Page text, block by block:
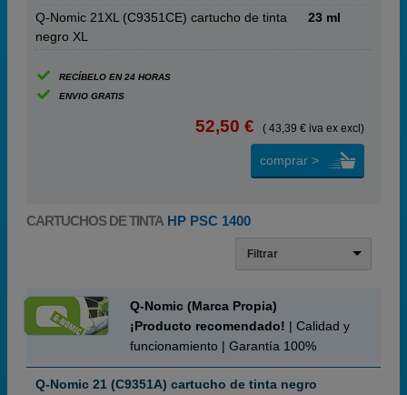
Q-Nomic 21XL (C9351CE) cartucho de tinta
negro XL
23 ml
RECÍBELO EN 24 HORAS
ENVIO GRATIS
52,50 € ( 43,39 € iva ex excl)
comprar >
CARTUCHOS DE TINTA HP PSC 1400
Filtrar
Q-Nomic (Marca Propia)
¡Producto recomendado! | Calidad y
funcionamiento | Garantía 100%
Q-Nomic 21 (C9351A) cartucho de tinta negro